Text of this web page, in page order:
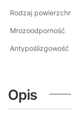
Rodzaj
Mrozoodporność
Antypoślizgowość
Opis